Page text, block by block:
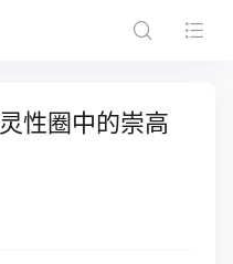
性圈中的崇高